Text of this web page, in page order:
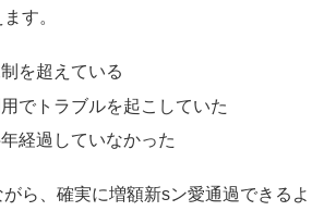
す。
を超えている
でトラブルを起こしていた
経過していなかった
ら、確実に増額新sン愛通過できるよ